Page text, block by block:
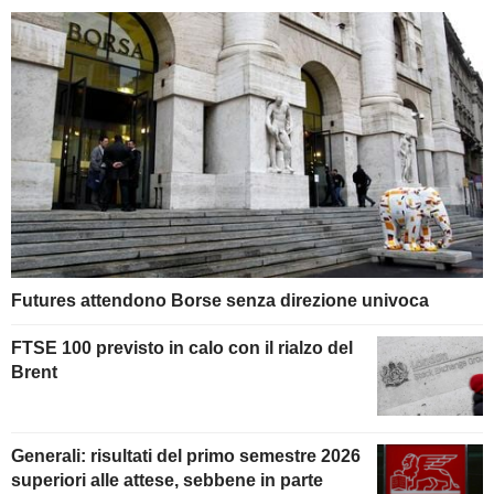
Futures attendono Borse senza direzione univoca
FTSE 100 previsto in calo con il rialzo del
Brent
Generali: risultati del primo semestre 2026
superiori alle attese, sebbene in parte